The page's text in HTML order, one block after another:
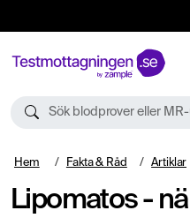
Sök blodprover eller
Hem Fakta & Råd Artiklar
Lipomatos -